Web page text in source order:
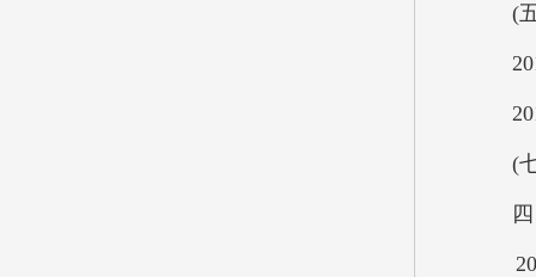
(五)
2017
(七)
四、